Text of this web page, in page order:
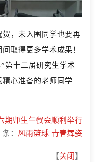
，未入围同学也要再
取得更多学术成果！
第十二届研究生学术
心准备的老师同学
期师生午餐会顺利举行
： 风雨篮球 青春舞姿
【关闭】